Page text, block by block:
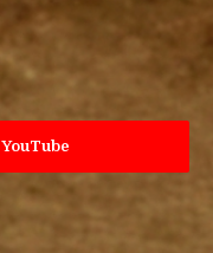
YouTube